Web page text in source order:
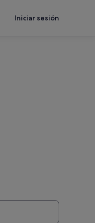
Iniciar sesión